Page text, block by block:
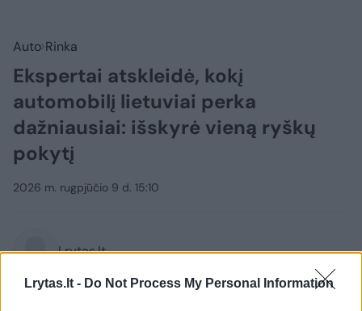
Lrytas.lt - Do Not Process My Personal Information
Auto Rinka
Ekspertai atskleidė, kokį
automobilį lietuviai perka
dažniausiai: išskyrė vieną ryškų
pokytį
2026 m. rugpjūčio 9 d. 15:10
Lrytas.lt